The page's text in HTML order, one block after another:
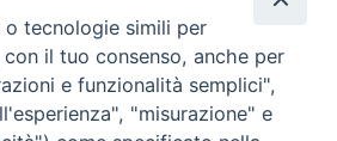
articolo?
tecnologie simili per
il tuo consenso, anche per
e funzionalità semplici",
"misurazione" e